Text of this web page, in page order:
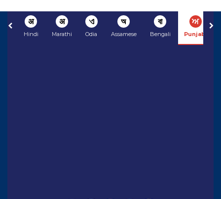
अ
Hindi
अ
Marathi
ଏ
Odia
অ
Assamese
বা
Bengali
ਅ
Punjabi